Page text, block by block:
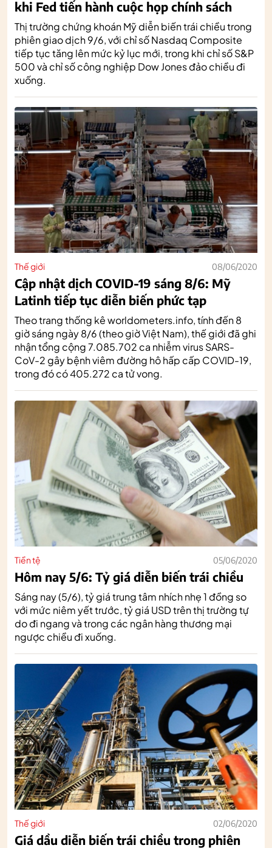
khi Fed tiến hành cuộc họp chính sách
Thị trường chứng khoán Mỹ diễn biến trái chiều trong
phiên giao dịch 9/6, với chỉ số Nasdaq Composite
tiếp tục tăng lên mức kỷ lục mới, trong khi chỉ số S&P
500 và chỉ số công nghiệp Dow Jones đảo chiều đi
xuống.
Thế giới 08/06/2020
Cập nhật dịch COVID-19 sáng 8/6: Mỹ
Latinh tiếp tục diễn biến phức tạp
Theo trang thống kê worldometers.info, tính đến 8
giờ sáng ngày 8/6 (theo giờ Việt Nam), thế giới đã ghi
nhận tổng cộng 7.085.702 ca nhiễm virus SARS-
CoV-2 gây bệnh viêm đường hô hấp cấp COVID-19,
trong đó có 405.272 ca tử vong.
Tiền tệ 05/06/2020
Hôm nay 5/6: Tỷ giá diễn biến trái chiều
Sáng nay (5/6), tỷ giá trung tâm nhích nhẹ 1 đồng so
với mức niêm yết trước, tỷ giá USD trên thị trường tự
do đi ngang và trong các ngân hàng thương mại
ngược chiều đi xuống.
Thế giới 02/06/2020
Giá dầu diễn biến trái chiều trong phiên